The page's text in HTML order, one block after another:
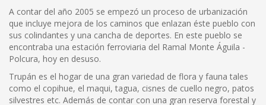
A contar del año 2005 se empezó un proceso de urbanización
que incluye mejora de los caminos que enlazan éste pueblo con
sus colindantes y una cancha de deportes. En este pueblo se
encontraba una estación ferroviaria del Ramal Monte Águila -
Polcura, hoy en desuso.
Trupán es el hogar de una gran variedad de flora y fauna tales
como el copihue, el maqui, tagua, cisnes de cuello negro, patos
silvestres etc. Además de contar con una gran reserva forestal y